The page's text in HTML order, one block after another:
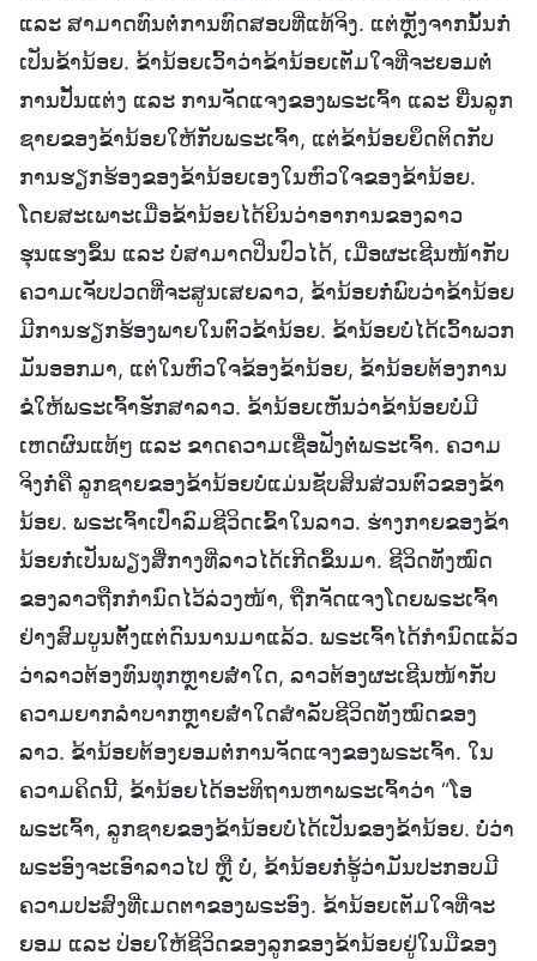
ແລະ ສາມາດທົນຕໍ່ການທົດສອບທີ່ແທ້ຈິງ. ແຕ່ຫຼັງຈາກນັ້ນກໍ່
ເປັນຂ້ານ້ອຍ. ຂ້ານ້ອຍເວົ້າວ່າຂ້ານ້ອຍເຕັມໃຈທີ່ຈະຍອມຕໍ່
ການປັ້ນແຕ່ງ ແລະ ການຈັດແຈງຂອງພຣະເຈົ້າ ແລະ ຍື່ນລູກ
ຊາຍຂອງຂ້ານ້ອຍໃຫ້ກັບພຣະເຈົ້າ, ແຕ່ຂ້ານ້ອຍຍຶດຕິດກັບ
ການຮຽກຮ້ອງຂອງຂ້ານ້ອຍເອງໃນຫົວໃຈຂອງຂ້ານ້ອຍ.
ໂດຍສະເພາະເມື່ອຂ້ານ້ອຍໄດ້ຍິນວ່າອາການຂອງລາວ
ຮຸນແຮງຂຶ້ນ ແລະ ບໍ່ສາມາດປິ່ນປົວໄດ້, ເມື່ອຜະເຊີນໜ້າກັບ
ຄວາມເຈັບປວດທີ່ຈະສູນເສຍລາວ, ຂ້ານ້ອຍກໍ່ພົບວ່າຂ້ານ້ອຍ
ມີການຮຽກຮ້ອງພາຍໃນຕົວຂ້ານ້ອຍ. ຂ້ານ້ອຍບໍ່ໄດ້ເວົ້າພວກ
ມັນອອກມາ, ແຕ່ໃນຫົວໃຈຂ້ອງຂ້ານ້ອຍ, ຂ້ານ້ອຍຕ້ອງການ
ຂໍໃຫ້ພຣະເຈົ້າຮັກສາລາວ. ຂ້ານ້ອຍເຫັນວ່າຂ້ານ້ອຍບໍ່ມີ
ເຫດຜົນແທ້ໆ ແລະ ຂາດຄວາມເຊື່ອຟັງຕໍ່ພຣະເຈົ້າ. ຄວາມ
ຈິງກໍ່ຄື ລູກຊາຍຂອງຂ້ານ້ອຍບໍ່ແມ່ນຊັບສິນສ່ວນຕົວຂອງຂ້າ
ນ້ອຍ. ພຣະເຈົ້າເປົ່າລົມຊີວິດເຂົ້າໃນລາວ. ຮ່າງກາຍຂອງຂ້າ
ນ້ອຍກໍ່ເປັນພຽງສື່ກາງທີ່ລາວໄດ້ເກີດຂຶ້ນມາ. ຊີວິດທັງໝົດ
ຂອງລາວຖືກກຳນົດໄວ້ລ່ວງໜ້າ, ຖືກຈັດແຈງໂດຍພຣະເຈົ້າ
ຢ່າງສົມບູນຕັ້ງແຕ່ດົນນານມາແລ້ວ. ພຣະເຈົ້າໄດ້ກຳນົດແລ້ວ
ວ່າລາວຕ້ອງທົນທຸກຫຼາຍສໍ່າໃດ, ລາວຕ້ອງຜະເຊີນໜ້າກັບ
ຄວາມຍາກລຳບາກຫຼາຍສໍ່າໃດສຳລັບຊີວິດທັງໝົດຂອງ
ລາວ. ຂ້ານ້ອຍຕ້ອງຍອມຕໍ່ການຈັດແຈງຂອງພຣະເຈົ້າ. ໃນ
ຄວາມຄິດນີ້, ຂ້ານ້ອຍໄດ້ອະທິຖານຫາພຣະເຈົ້າວ່າ “ໂອ
ພຣະເຈົ້າ, ລູກຊາຍຂອງຂ້ານ້ອຍບໍ່ໄດ້ເປັນຂອງຂ້ານ້ອຍ. ບໍ່ວ່າ
ພຣະອົງຈະເອົາລາວໄປ ຫຼື ບໍ່, ຂ້ານ້ອຍກໍ່ຮູ້ວ່າມັນປະກອບມີ
ຄວາມປະສົງທີ່ເມດຕາຂອງພຣະອົງ. ຂ້ານ້ອຍເຕັມໃຈທີ່ຈະ
ຍອມ ແລະ ປ່ອຍໃຫ້ຊີວິດຂອງລູກຂອງຂ້ານ້ອຍຢູ່ໃນມືຂອງ